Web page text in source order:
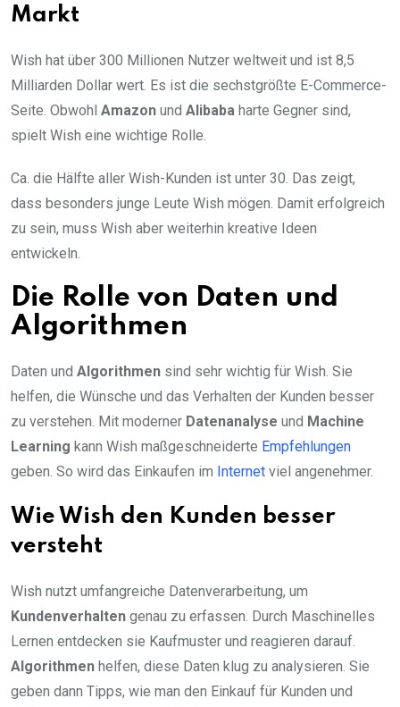
Markt
Wish hat über 300 Millionen Nutzer weltweit und ist 8,5
Milliarden Dollar wert. Es ist die sechstgrößte E-Commerce-
Seite. Obwohl Amazon und Alibaba harte Gegner sind,
spielt Wish eine wichtige Rolle.
Ca. die Hälfte aller Wish-Kunden ist unter 30. Das zeigt,
dass besonders junge Leute Wish mögen. Damit erfolgreich
zu sein, muss Wish aber weiterhin kreative Ideen
entwickeln.
Die Rolle von Daten und
Algorithmen
Daten und Algorithmen sind sehr wichtig für Wish. Sie
helfen, die Wünsche und das Verhalten der Kunden besser
zu verstehen. Mit moderner Datenanalyse und Machine
Learning kann Wish maßgeschneiderte Empfehlungen
geben. So wird das Einkaufen im Internet viel angenehmer.
Wie Wish den Kunden besser
versteht
Wish nutzt umfangreiche Datenverarbeitung, um
Kundenverhalten genau zu erfassen. Durch Maschinelles
Lernen entdecken sie Kaufmuster und reagieren darauf.
Algorithmen helfen, diese Daten klug zu analysieren. Sie
geben dann Tipps, wie man den Einkauf für Kunden und